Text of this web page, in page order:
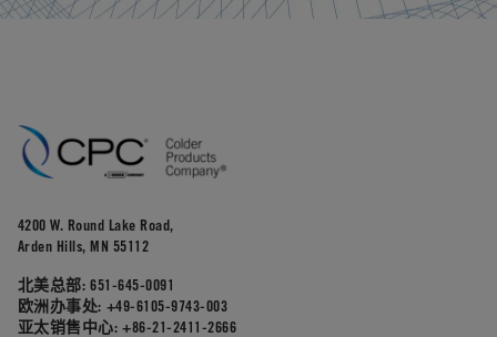
4200 W. Round Lake Road,
Arden Hills, MN 55112
北美总部: 651-645-0091
欧洲办事处: +49-6105-9743-003
亚太销售中心: +86-21-2411-2666